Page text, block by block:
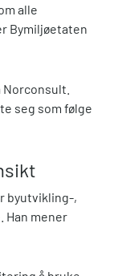
alle
Bymiljøetaten
seg som følge
byutvikling-,
Han mener